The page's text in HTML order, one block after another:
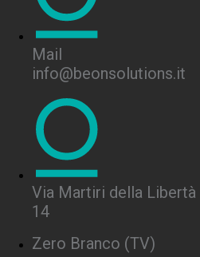
Mail
info@beonsolutions.it
Via Martiri della Libertà
14
Zero Branco (TV)